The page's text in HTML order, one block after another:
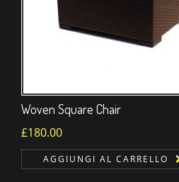
Woven Square Chair
£180.00
AGGIUNGI AL CARRELLO